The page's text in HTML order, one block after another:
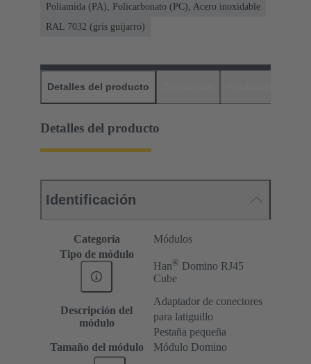
Poliamida (PA), Policarbonato (PC), Acero inoxidable
RAL 7032 (gris guijarro)
Detalles del producto
Detalles del producto
Identificación
Categoría
Módulos
Tipo de módulo
Han® Domino RJ45
Cube
Descripción del
módulo
Adaptador de conectores
para latiguillo
Pestaña pequeña
Tamaño del módulo
Módulo Domino